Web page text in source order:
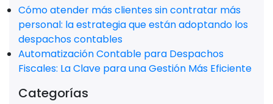
Cómo atender más clientes sin contratar más
personal: la estrategia que están adoptando los
despachos contables
Automatización Contable para Despachos
Fiscales: La Clave para una Gestión Más Eficiente
Categorías